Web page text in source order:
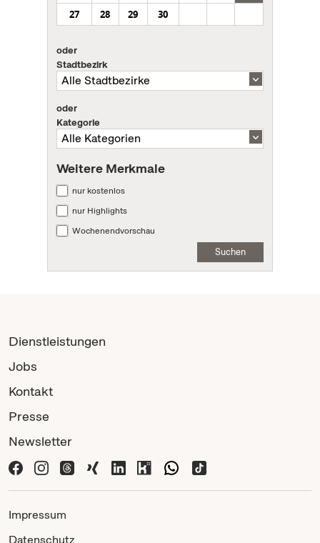
27
28 29 30
oder
Stadtbezirk
oder
Kategorie
Weitere Merkmale
nur kostenlos
nur Highlights
Wochenendvorschau
Suchen
Dienstleistungen
Jobs
Kontakt
Presse
Newsletter
Impressum